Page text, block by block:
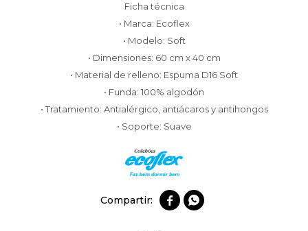
Ficha técnica
• Marca: Ecoflex
• Modelo: Soft
• Dimensiones: 60 cm x 40 cm
• Material de relleno: Espuma D16 Soft
• Funda: 100% algodón
• Tratamiento: Antialérgico, antiácaros y antihongos
• Soporte: Suave
 